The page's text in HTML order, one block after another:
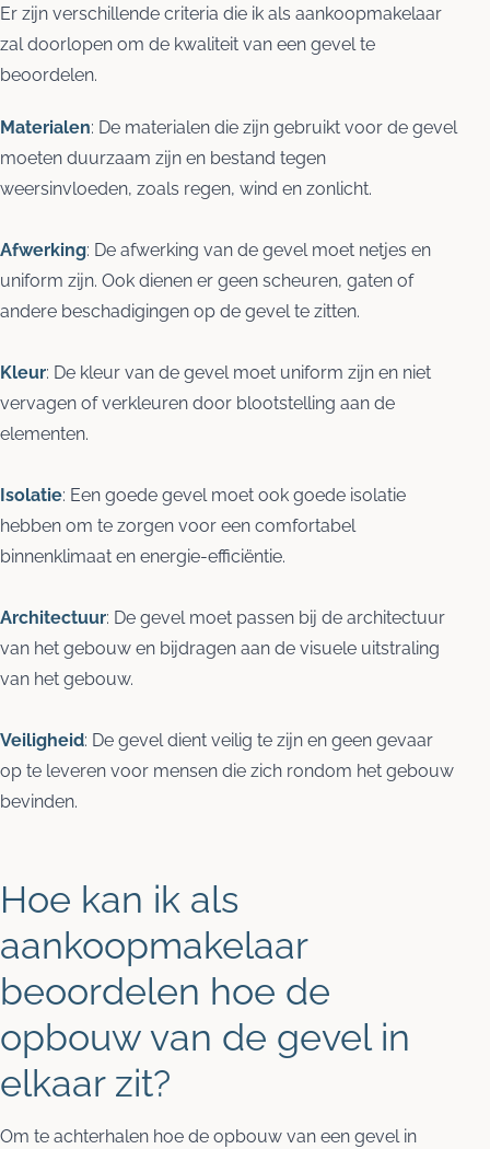
Er zijn verschillende criteria die ik als aankoopmakelaar
zal doorlopen om de kwaliteit van een gevel te
beoordelen.
Materialen: De materialen die zijn gebruikt voor de gevel
moeten duurzaam zijn en bestand tegen
weersinvloeden, zoals regen, wind en zonlicht.
Afwerking: De afwerking van de gevel moet netjes en
uniform zijn. Ook dienen er geen scheuren, gaten of
andere beschadigingen op de gevel te zitten.
Kleur: De kleur van de gevel moet uniform zijn en niet
vervagen of verkleuren door blootstelling aan de
elementen.
Isolatie: Een goede gevel moet ook goede isolatie
hebben om te zorgen voor een comfortabel
binnenklimaat en energie-efficiëntie.
Architectuur: De gevel moet passen bij de architectuur
van het gebouw en bijdragen aan de visuele uitstraling
van het gebouw.
Veiligheid: De gevel dient veilig te zijn en geen gevaar
op te leveren voor mensen die zich rondom het gebouw
bevinden.
Hoe kan ik als
aankoopmakelaar
beoordelen hoe de
opbouw van de gevel in
elkaar zit?
Om te achterhalen hoe de opbouw van een gevel in